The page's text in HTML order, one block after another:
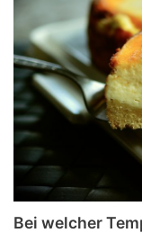
Bei welcher